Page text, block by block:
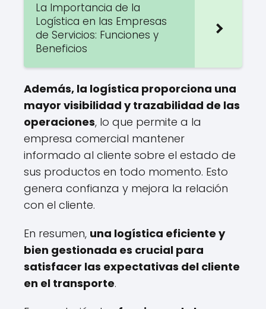
La Importancia de la
Logística en las Empresas
de Servicios: Funciones y
Beneficios
Además, la logística proporciona una
mayor visibilidad y trazabilidad de las
operaciones, lo que permite a la
empresa comercial mantener
informado al cliente sobre el estado de
sus productos en todo momento. Esto
genera confianza y mejora la relación
con el cliente.
En resumen, una logística eficiente y
bien gestionada es crucial para
satisfacer las expectativas del cliente
en el transporte.